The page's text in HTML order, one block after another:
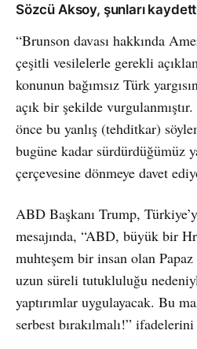
Sözcü Aksoy, şunları
“Brunson davası hakkında
çeşitli vesilelerle gerekli
konunun bağımsız Türk
açık bir şekilde
önce bu yanlış (tehditkar)
bugüne kadar sürdürdüğümüz
çerçevesine dönmeye davet
ABD Başkanı Trump,
mesajında, “ABD, büyük bir
muhteşem bir insan olan
uzun süreli tutukluluğu
yaptırımlar uygulayacak. Bu
serbest bırakılmalı!” ifadelerini